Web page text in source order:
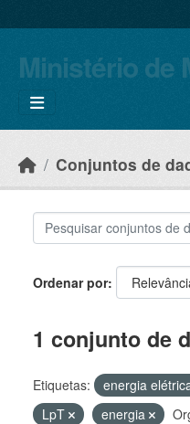
Ministério de
Conjuntos de
Ordenar por
1 conjunto de
Etiquetas: energia
LpT
energia